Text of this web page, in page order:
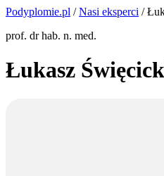
Podyplomie.pl /Nasi eksperci /
prof. dr hab. n. med.
Łukasz